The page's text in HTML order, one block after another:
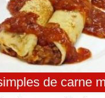
de carne